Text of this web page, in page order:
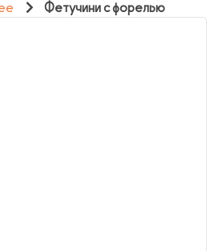
Фетучини с форелью